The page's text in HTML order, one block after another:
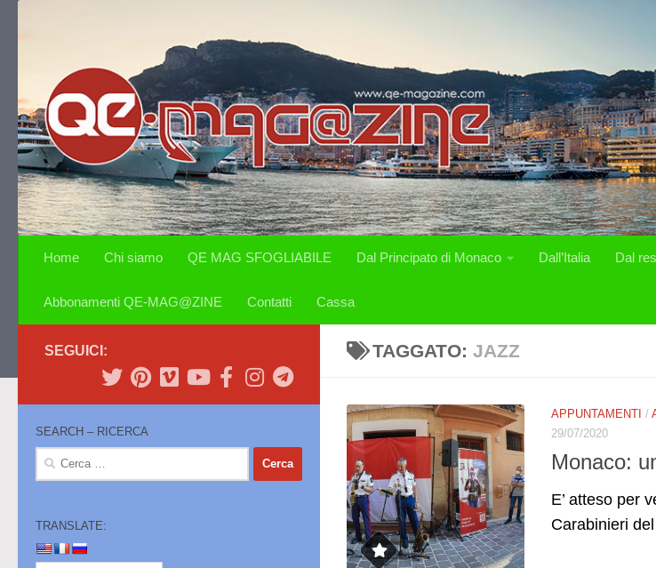
Home Chi siamo QE MAG SFOGLIABILE Dal Principato di Monaco Dall’Italia Dal
Abbonamenti QE-MAG@ZINE Contatti Cassa
TAGGATO: JAZZ
APPUNTAMENTI /
29/07/2020
Monaco:
E’ atteso per
Carabinieri
SEGUICI:
SEARCH – RICERCA
Ricerca
TRANSLATE: